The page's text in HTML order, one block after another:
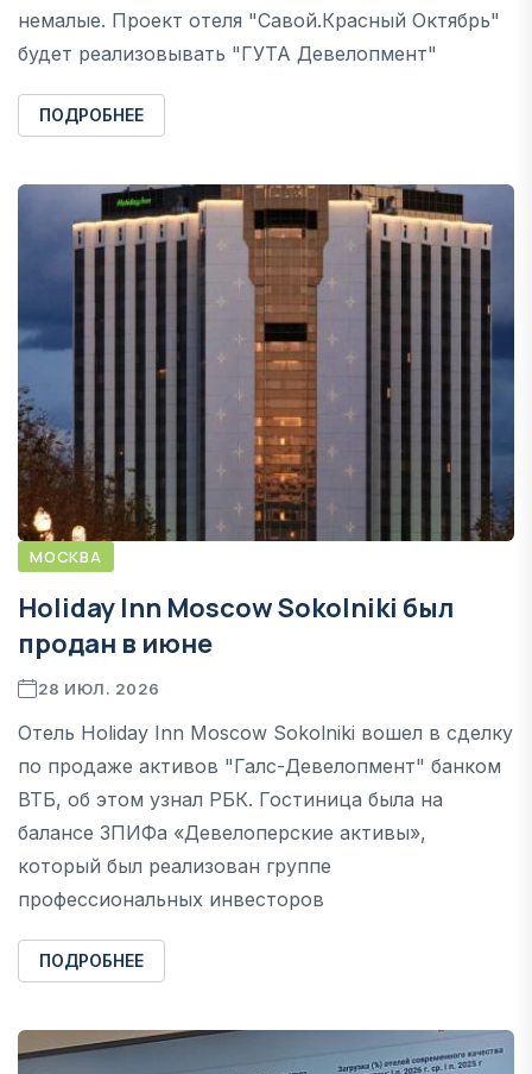
немалые. Проект отеля "Савой.Красный Октябрь"
будет реализовывать "ГУТА Девелопмент"
ПОДРОБНЕЕ
МОСКВА
Holiday Inn Moscow Sokolniki был
продан в июне
28 ИЮЛ. 2026
Отель Holiday Inn Moscow Sokolniki вошел в сделку
по продаже активов "Галс-Девелопмент" банком
ВТБ, об этом узнал РБК. Гостиница была на
балансе ЗПИФа «Девелоперские активы»,
который был реализован группе
профессиональных инвесторов
ПОДРОБНЕЕ